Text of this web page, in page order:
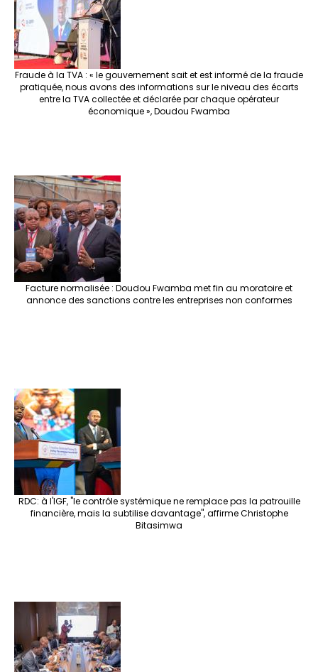
Fraude à la TVA : « le gouvernement sait et est informé de la fraude
pratiquée, nous avons des informations sur le niveau des écarts
entre la TVA collectée et déclarée par chaque opérateur
économique », Doudou Fwamba
Facture normalisée : Doudou Fwamba met fin au moratoire et
annonce des sanctions contre les entreprises non conformes
RDC: à l'IGF, "le contrôle systémique ne remplace pas la patrouille
financière, mais la subtilise davantage", affirme Christophe
Bitasimwa